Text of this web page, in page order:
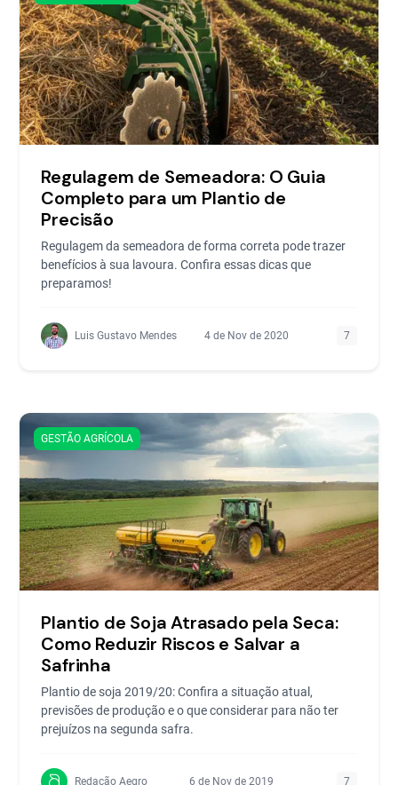
Regulagem de Semeadora: O Guia
Completo para um Plantio de
Precisão
Regulagem da semeadora de forma correta pode trazer
benefícios à sua lavoura. Confira essas dicas que
preparamos!
Luis Gustavo Mendes 4 de Nov de 2020 7
GESTÃO AGRÍCOLA
Plantio de Soja Atrasado pela Seca:
Como Reduzir Riscos e Salvar a
Safrinha
Plantio de soja 2019/20: Confira a situação atual,
previsões de produção e o que considerar para não ter
prejuízos na segunda safra.
Redação Aegro 6 de Nov de 2019 7